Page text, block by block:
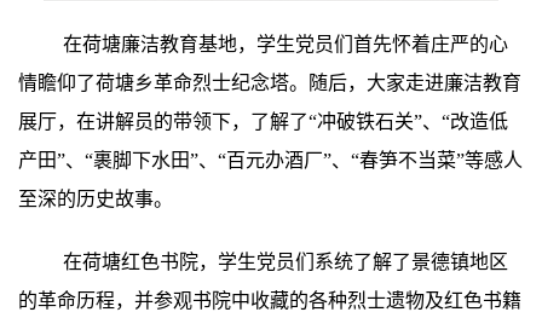
在荷塘廉洁教育基地，学生党员们首先怀着庄严的心
情瞻仰了荷塘乡革命烈士纪念塔。随后，大家走进廉洁教育
展厅，在讲解员的带领下，了解了“冲破铁石关”、“改造低
产田”、“裹脚下水田”、“百元办酒厂”、“春笋不当菜”等感人
至深的历史故事。
在荷塘红色书院，学生党员们系统了解了景德镇地区
的革命历程，并参观书院中收藏的各种烈士遗物及红色书籍